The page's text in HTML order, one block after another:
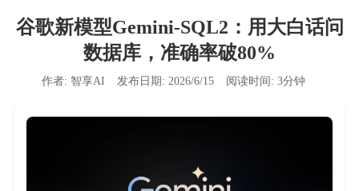
谷歌新模型Gemini-SQL2：用大白话问
数据库，准确率破80%
作者: 智享AI 发布日期: 2026/6/15 阅读时间: 3分钟